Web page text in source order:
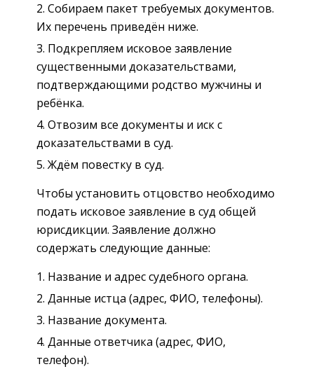
Собираем пакет требуемых документов.
Их перечень приведён ниже.
Подкрепляем исковое заявление
существенными доказательствами,
подтверждающими родство мужчины и
ребёнка.
Отвозим все документы и иск с
доказательствами в суд.
Ждём повестку в суд.
Чтобы установить отцовство необходимо
подать исковое заявление в суд общей
юрисдикции. Заявление должно
содержать следующие данные:
Название и адрес судебного органа.
Данные истца (адрес, ФИО, телефоны).
Название документа.
Данные ответчика (адрес, ФИО,
телефон).